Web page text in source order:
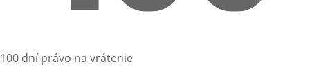
100 dní právo na vrátenie